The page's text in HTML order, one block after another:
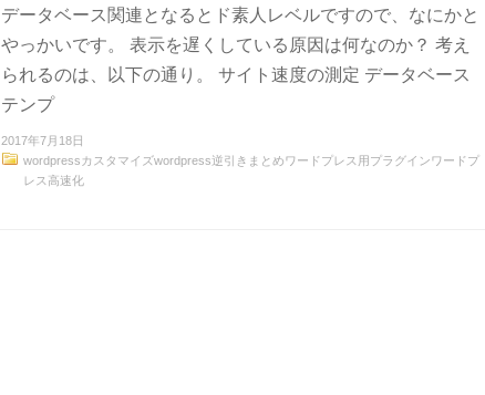
データベース関連となるとド素人レベルですので、なにかと
やっかいです。 表示を遅くしている原因は何なのか？ 考え
られるのは、以下の通り。 サイト速度の測定 データベース
テンプ
2017年7月18日
wordpressカスタマイズwordpress逆引きまとめワードプレス用プラグインワードプ
レス高速化